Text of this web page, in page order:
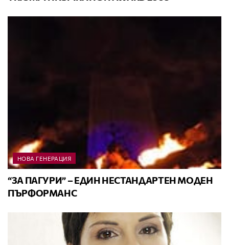
НОВА ГЕНЕРАЦИЯ
“ЗА ПАГУРИ” – ЕДИН НЕСТАНДАРТЕН МОДЕН
ПЪРФОРМАНС